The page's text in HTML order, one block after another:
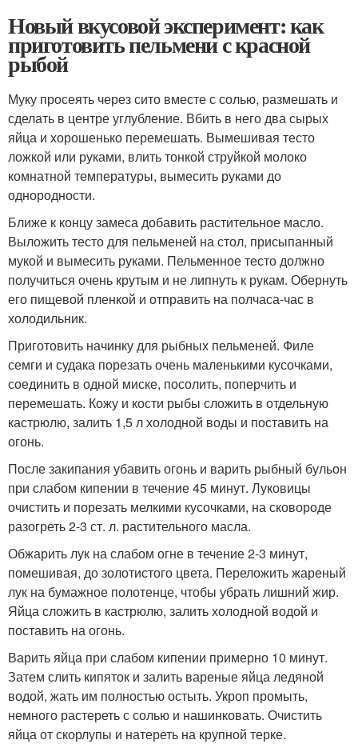
Новый вкусовой эксперимент: как
приготовить пельмени с красной
рыбой
Муку просеять через сито вместе с солью, размешать и
сделать в центре углубление. Вбить в него два сырых
яйца и хорошенько перемешать. Вымешивая тесто
ложкой или руками, влить тонкой струйкой молоко
комнатной температуры, вымесить руками до
однородности.
Ближе к концу замеса добавить растительное масло.
Выложить тесто для пельменей на стол, присыпанный
мукой и вымесить руками. Пельменное тесто должно
получиться очень крутым и не липнуть к рукам. Обернуть
его пищевой пленкой и отправить на полчаса-час в
холодильник.
Приготовить начинку для рыбных пельменей. Филе
семги и судака порезать очень маленькими кусочками,
соединить в одной миске, посолить, поперчить и
перемешать. Кожу и кости рыбы сложить в отдельную
кастрюлю, залить 1,5 л холодной воды и поставить на
огонь.
После закипания убавить огонь и варить рыбный бульон
при слабом кипении в течение 45 минут. Луковицы
очистить и порезать мелкими кусочками, на сковороде
разогреть 2-3 ст. л. растительного масла.
Обжарить лук на слабом огне в течение 2-3 минут,
помешивая, до золотистого цвета. Переложить жареный
лук на бумажное полотенце, чтобы убрать лишний жир.
Яйца сложить в кастрюлю, залить холодной водой и
поставить на огонь.
Варить яйца при слабом кипении примерно 10 минут.
Затем слить кипяток и залить вареные яйца ледяной
водой, жать им полностью остыть. Укроп промыть,
немного растереть с солью и нашинковать. Очистить
яйца от скорлупы и натереть на крупной терке.